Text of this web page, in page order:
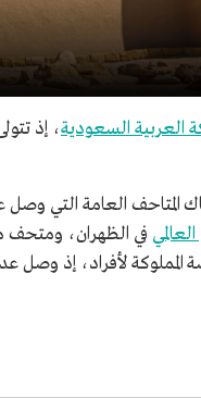
العربية السعودية، إذ
التي وصل عددها إلى 84 متحفًا حتى عام
في الظهران، ومتحف
إذ وصل عددها إلى نحو 217 متحفًا خاصًا